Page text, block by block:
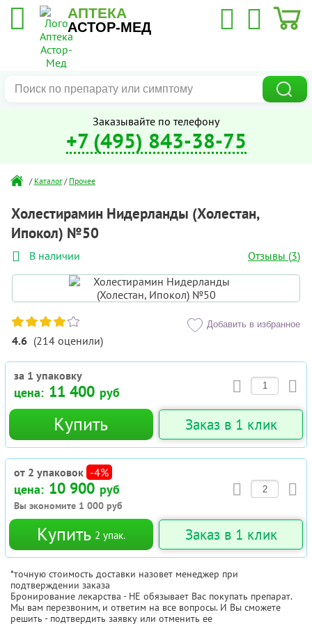
АПТЕКА
АСТОР-МЕД
Заказывайте по телефону
+7 (495) 843-38-75
/ Каталог / Прочее
Холестирамин Нидерланды (Холестан,
Ипокол) №50
В наличии Отзывы (3)
4.6 (214 оценили)
Добавить в избранное
за 1 упаковку
цена: 11 400 руб
Купить Заказ в 1 клик
от 2 упаковок -4%
цена: 10 900 руб
Вы экономите 1 000 руб
Купить 2 упак. Заказ в 1 клик
*точную стоимость доставки назовет менеджер при
подтверждении заказа
Бронирование лекарства - НЕ обязывает Вас покупать препарат.
Мы вам перезвоним, и ответим на все вопросы. И Вы сможете
решить - подтвердить заявку или отменить ее